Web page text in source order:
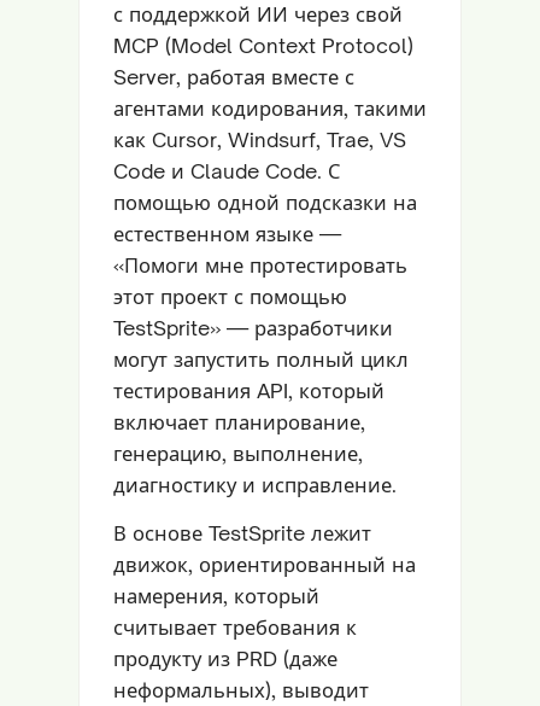
с поддержкой ИИ через свой
MCP (Model Context Protocol)
Server, работая вместе с
агентами кодирования, такими
как Cursor, Windsurf, Trae, VS
Code и Claude Code. С
помощью одной подсказки на
естественном языке —
«Помоги мне протестировать
этот проект с помощью
TestSprite» — разработчики
могут запустить полный цикл
тестирования API, который
включает планирование,
генерацию, выполнение,
диагностику и исправление.
В основе TestSprite лежит
движок, ориентированный на
намерения, который
считывает требования к
продукту из PRD (даже
неформальных), выводит